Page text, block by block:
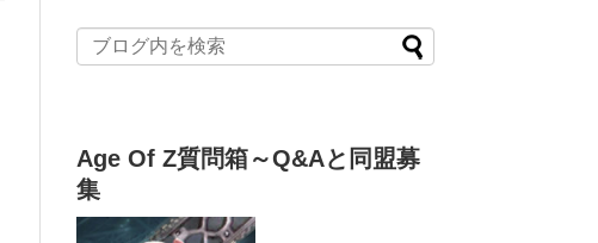
Age Of Z質問箱～Q&Aと同盟募
集